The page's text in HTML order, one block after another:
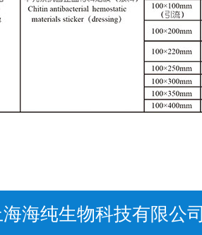
海纯生物科技有限公司